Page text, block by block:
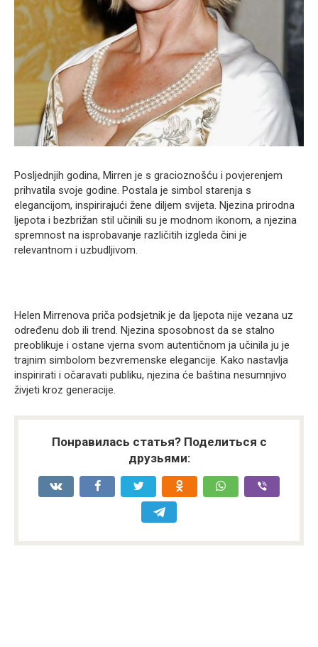
Posljednjih godina, Mirren je s gracioznošću i povjerenjem
prihvatila svoje godine. Postala je simbol starenja s
elegancijom, inspirirajući žene diljem svijeta. Njezina prirodna
ljepota i bezbrižan stil učinili su je modnom ikonom, a njezina
spremnost na isprobavanje različitih izgleda čini je
relevantnom i uzbudljivom.
Helen Mirrenova priča podsjetnik je da ljepota nije vezana uz
određenu dob ili trend. Njezina sposobnost da se stalno
preoblikuje i ostane vjerna svom autentičnom ja učinila ju je
trajnim simbolom bezvremenske elegancije. Kako nastavlja
inspirirati i očaravati publiku, njezina će baština nesumnjivo
živjeti kroz generacije.
Понравилась статья? Поделиться с
друзьями: